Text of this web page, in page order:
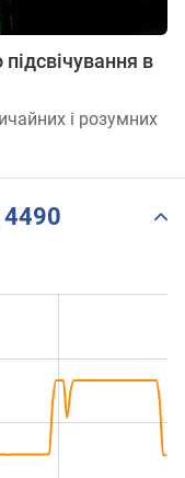
в
і розумних
4490